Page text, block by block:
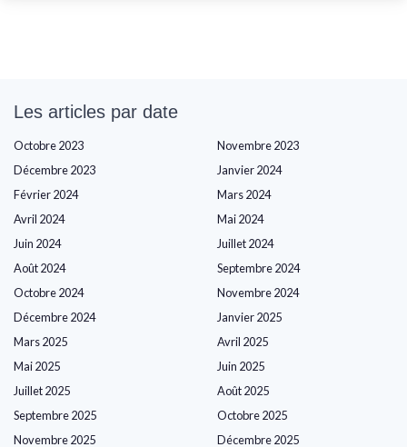
Les articles par date
Octobre 2023
Novembre 2023
Décembre 2023
Janvier 2024
Février 2024
Mars 2024
Avril 2024
Mai 2024
Juin 2024
Juillet 2024
Août 2024
Septembre 2024
Octobre 2024
Novembre 2024
Décembre 2024
Janvier 2025
Mars 2025
Avril 2025
Mai 2025
Juin 2025
Juillet 2025
Août 2025
Septembre 2025
Octobre 2025
Novembre 2025
Décembre 2025